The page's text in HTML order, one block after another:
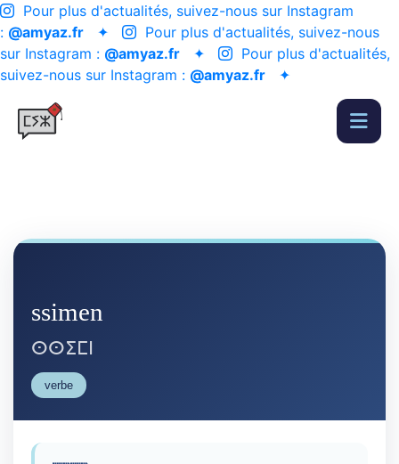
Pour plus d'actualités, suivez-nous sur Instagram
: @amyaz.fr ✦
Pour plus d'actualités, suivez-nous
sur Instagram : @amyaz.fr ✦
Pour plus d'actualités,
suivez-nous sur Instagram : @amyaz.fr ✦
ssimen
ⵙⵙⵉⵎⵏ
verbe